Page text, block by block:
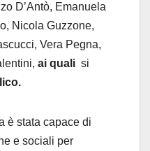
D’Antò, Emanuela
Nicola Guzzone,
Vera Pegna,
ai quali si
è stata capace di
e sociali per